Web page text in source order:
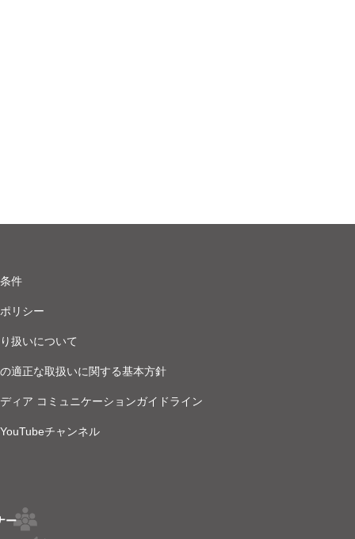
件
リシー
扱いについて
適正な取扱いに関する基本方針
ィア コミュニケーションガイドライン
チャンネル
ー